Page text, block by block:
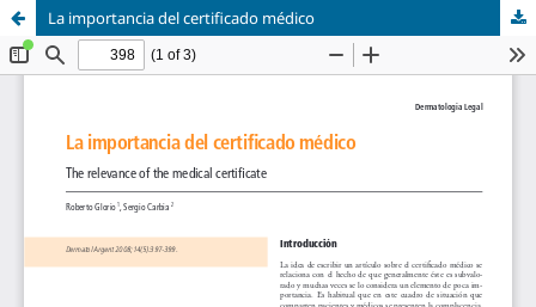
La importancia del certificado médico